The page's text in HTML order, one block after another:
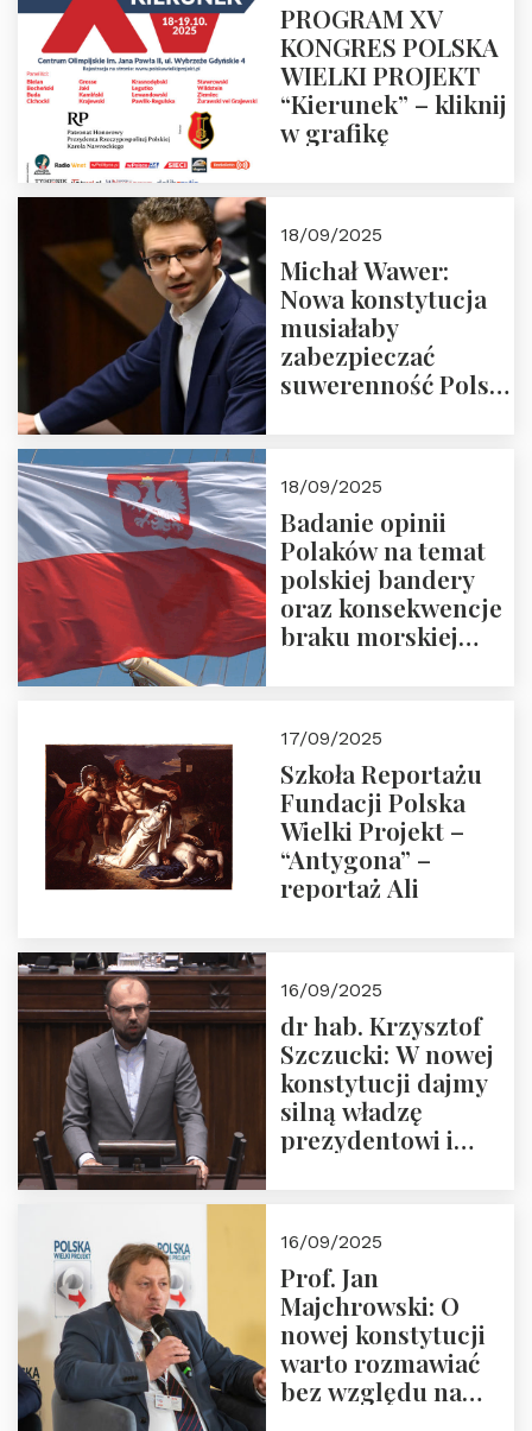
PROGRAM XV
KONGRES POLSKA
WIELKI PROJEKT
“Kierunek” – kliknij
w grafikę
18/09/2025
Michał Wawer:
Nowa konstytucja
musiałaby
zabezpieczać
suwerenność Polski
18/09/2025
Badanie opinii
Polaków na temat
polskiej bandery
oraz konsekwencje
braku morskiej
17/09/2025
Szkoła Reportażu
Fundacji Polska
Wielki Projekt –
“Antygona” –
reportaż Ali
16/09/2025
dr hab. Krzysztof
Szczucki: W nowej
konstytucji dajmy
silną władzę
prezydentowi i
16/09/2025
Prof. Jan
Majchrowski: O
nowej konstytucji
warto rozmawiać
bez względu na